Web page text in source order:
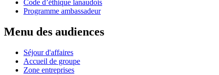
Code d’éthique lanaudois
Programme ambassadeur
Menu des audiences
Séjour d'affaires
Accueil de groupe
Zone entreprises